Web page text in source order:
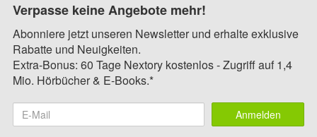
Verpasse keine Angebote mehr!
Abonniere jetzt unseren Newsletter und erhalte exklusive
Rabatte und Neuigkeiten.
Extra-Bonus: 60 Tage Nextory kostenlos - Zugriff auf 1,4
Mio. Hörbücher & E-Books.*
Anmelden